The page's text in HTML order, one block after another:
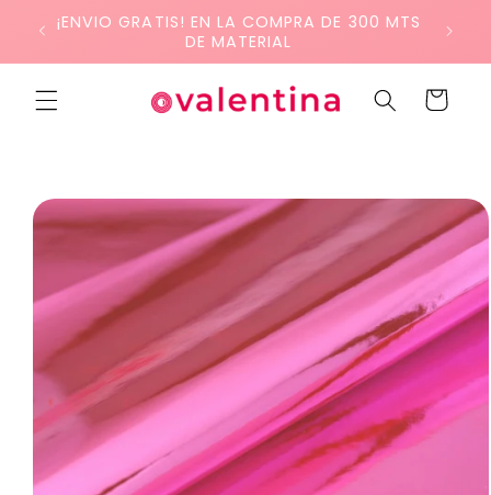
directamente
¡ENVIO GRATIS! EN LA COMPRA DE 300 MTS
DE MATERIAL
Carrito
directamente
a la
información
del producto